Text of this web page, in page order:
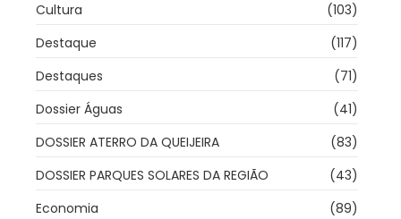
Cultura
(103)
Destaque
(117)
Destaques
(71)
Dossier Águas
(41)
DOSSIER ATERRO DA QUEIJEIRA
(83)
DOSSIER PARQUES SOLARES DA REGIÃO
(43)
Economia
(89)